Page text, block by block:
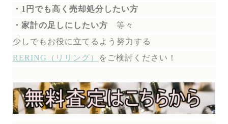
・1円でも高く売却処分したい方
・家計の足しにしたい方 等々
少しでもお役に立てるよう努力する
RERING（リリング）
を ご検討ください！